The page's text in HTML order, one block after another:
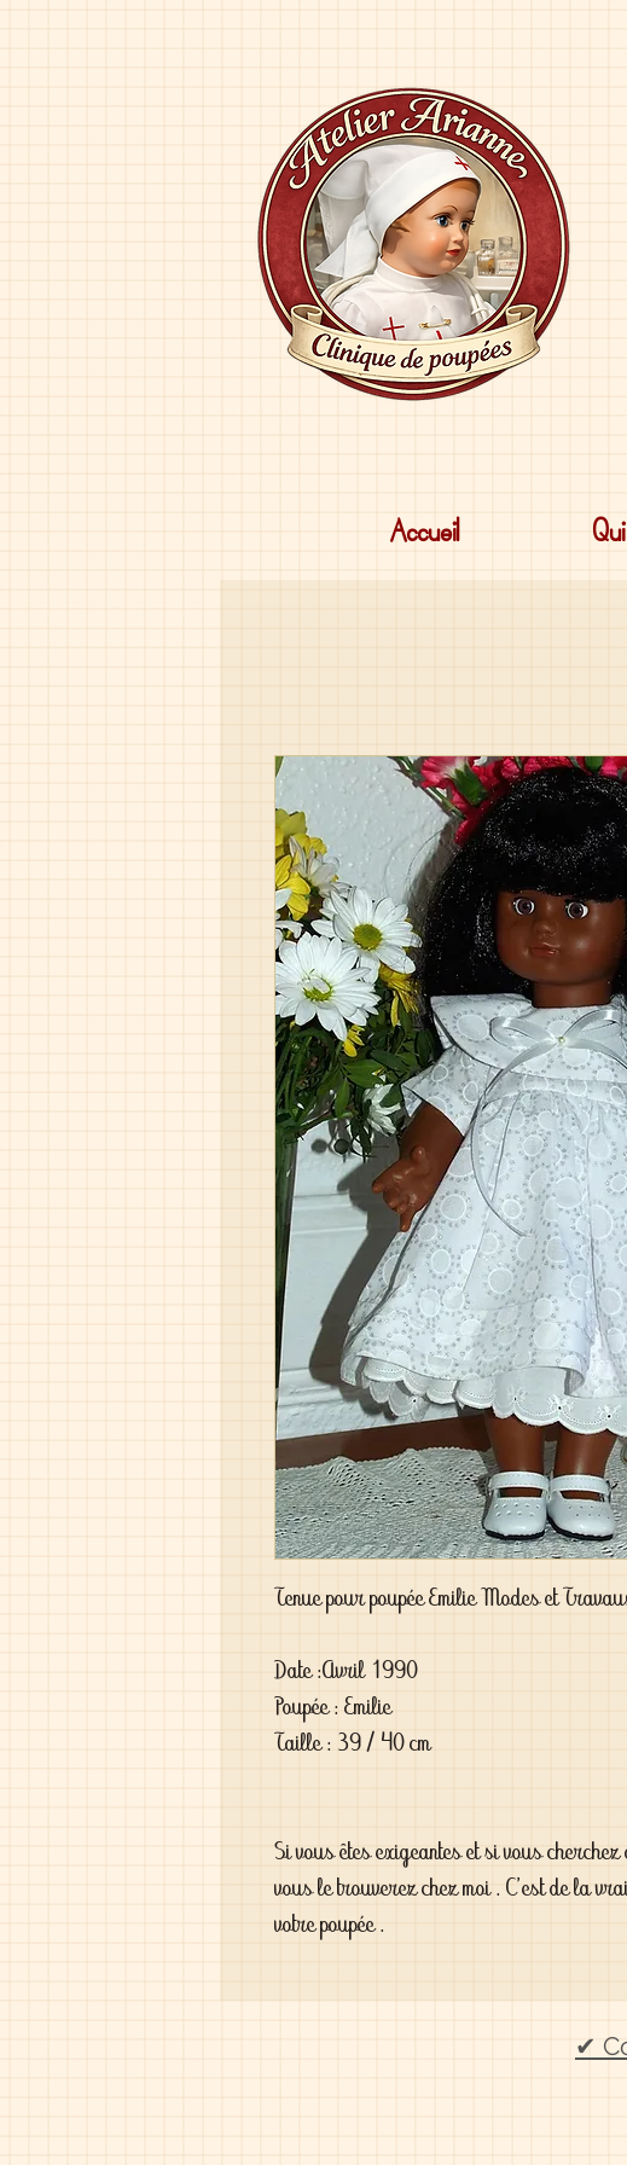
Accueil
Tenue pour poupée Emilie Modes et
Date :Avril 1990
Poupée : Emilie
Taille : 39 / 40 cm
Si vous êtes exigeantes et si vous
vous le trouverez chez moi . C'est de la
votre poupée .
✔